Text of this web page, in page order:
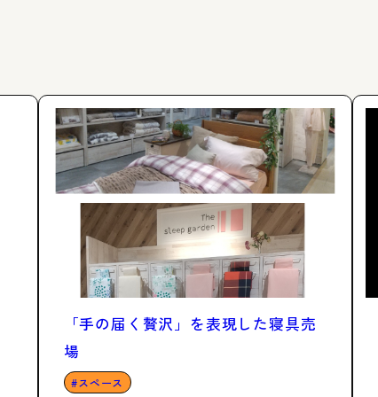
「手の届く贅沢」を表現した寝具売
場
スペース